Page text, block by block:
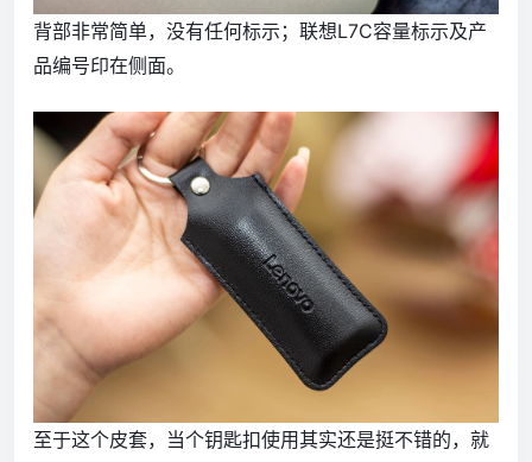
背部非常简单，没有任何标示；联想L7C容量标示及产
品编号印在侧面。
至于这个皮套，当个钥匙扣使用其实还是挺不错的，就